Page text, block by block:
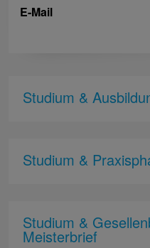
E-Mail
Studium &
Studium &
Studium &
Meisterbrief